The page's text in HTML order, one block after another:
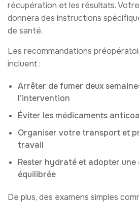
récupération et les résultats.
donnera des instructions
de santé.
Les recommandations
incluent :
Arrêter de fumer deux
l’intervention
Éviter les médicaments
Organiser votre transport et
travail
Rester hydraté et adopter
équilibrée
De plus, des examens simples